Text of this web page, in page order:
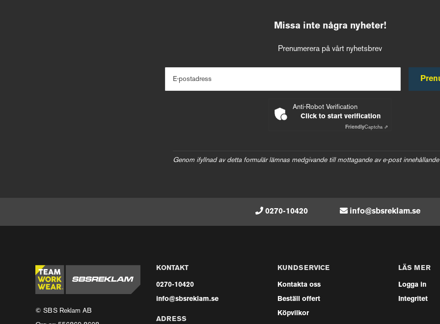
Missa inte några nyheter!
Prenumerera på vårt nyhetsbrev
E-postadress
Anti-Robot Verification
Click to start verification
FriendlyCaptcha ⇗
Genom ifyllnad av detta formulär lämnas medgivande till mottagande av e-post
0270-10420 info@sbsreklam.se
© SBS Reklam AB
KONTAKT
0270-10420
info@sbsreklam.se
ADRESS
KUNDSERVICE
Kontakta oss
Beställ offert
Köpvilkor
LÄS MER
Logga in
Integritet